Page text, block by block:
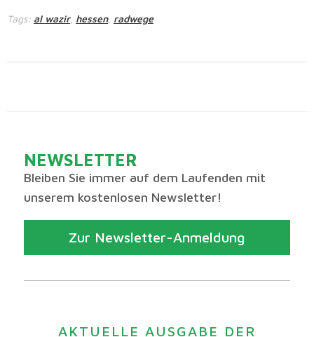
Tags: al wazir, hessen, radwege
NEWSLETTER
Bleiben Sie immer auf dem Laufenden mit
unserem kostenlosen Newsletter!
Zur Newsletter-Anmeldung
AKTUELLE AUSGABE DER